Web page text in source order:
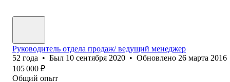
Руководитель отдела продаж/ ведущий менеджер
52 года • Был 10 сентября 2020 • Обновлено 26 марта 2016
105 000 ₽
Общий опыт